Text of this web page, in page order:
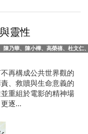
靈性
乃華、陳小樺、高榮禧、杜文
再構成公共世界觀的
、救贖與生命意義的
重組於電影的精神場
逐...